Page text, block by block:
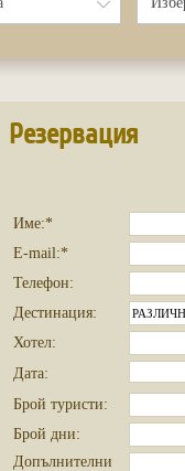
Резервация
Име:*
E-mail:*
Телефон:
Дестинация:
Хотел:
Дата:
Брой туристи:
Брой дни:
Допълнителни